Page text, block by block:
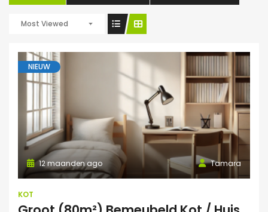
Most Viewed
NIEUW
Tamara
12 maanden ago
KOT